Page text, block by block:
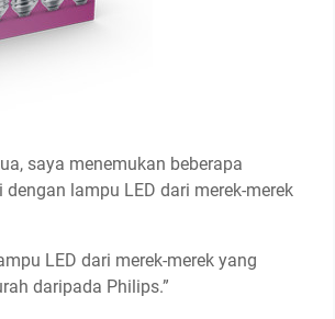
saya menemukan beberapa
lampu LED dari merek-merek
LED dari merek-merek yang
daripada Philips.”